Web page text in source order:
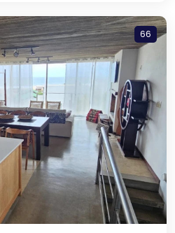
66